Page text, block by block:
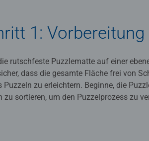
1: Vorbereitung
rutschfeste Puzzlematte auf einer
dass die gesamte Fläche frei von
Puzzeln zu erleichtern. Beginne, die
zu sortieren, um den Puzzelprozess zu